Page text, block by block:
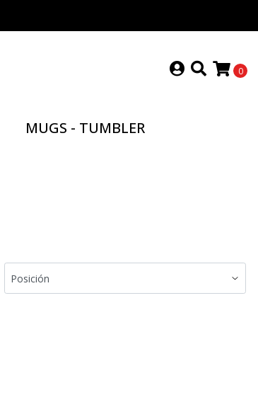
0
MUGS - TUMBLER